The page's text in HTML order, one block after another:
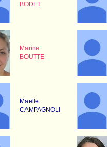
BODET
Marine
BOUTTE
Maelle
CAMPAGNOLI